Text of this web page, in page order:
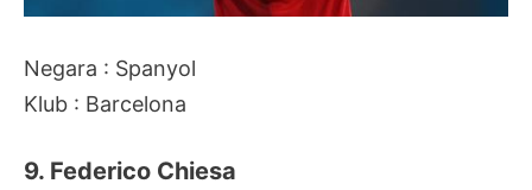
Negara : Spanyol
Klub : Barcelona
9. Federico Chiesa